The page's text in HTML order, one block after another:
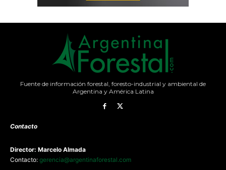
Fuente de información forestal, foresto-industrial y ambiental de
Argentina y América Latina
Contacto
Director: Marcelo Almada
Contacto: gerencia@argentinaforestal.com